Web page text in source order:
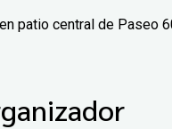
patio central de Paseo